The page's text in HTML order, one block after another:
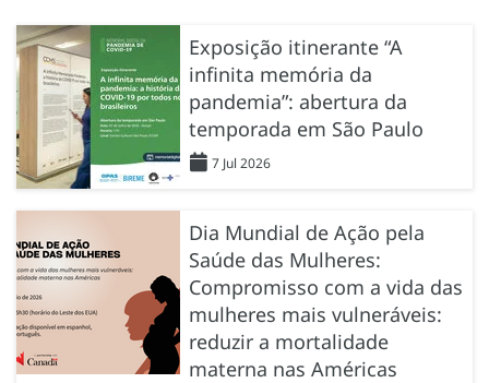
Exposição itinerante “A
infinita memória da
pandemia”: abertura da
temporada em São Paulo
7 Jul 2026
Dia Mundial de Ação pela
Saúde das Mulheres:
Compromisso com a vida das
mulheres mais vulneráveis:
reduzir a mortalidade
materna nas Américas